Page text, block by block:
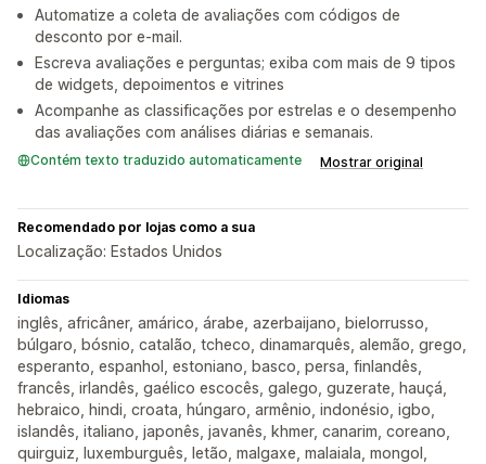
Automatize a coleta de avaliações com códigos de
desconto por e-mail.
Escreva avaliações e perguntas; exiba com mais de 9 tipos
de widgets, depoimentos e vitrines
Acompanhe as classificações por estrelas e o desempenho
das avaliações com análises diárias e semanais.
Contém texto traduzido automaticamente Mostrar original
Recomendado por lojas como a sua
Localização: Estados Unidos
Idiomas
inglês, africâner, amárico, árabe, azerbaijano, bielorrusso,
búlgaro, bósnio, catalão, tcheco, dinamarquês, alemão, grego,
esperanto, espanhol, estoniano, basco, persa, finlandês,
francês, irlandês, gaélico escocês, galego, guzerate, hauçá,
hebraico, hindi, croata, húngaro, armênio, indonésio, igbo,
islandês, italiano, japonês, javanês, khmer, canarim, coreano,
quirguiz, luxemburguês, letão, malgaxe, malaiala, mongol,